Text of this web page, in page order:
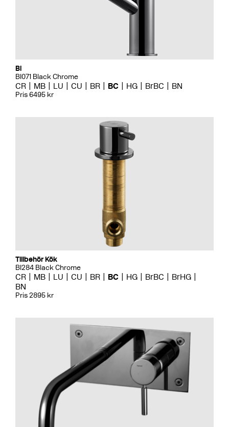
Bi
BI071 Black Chrome
CR MB LU CU BR BC HG BrBC BN
Pris 6495 kr
Tillbehör Kök
BI284 Black Chrome
CR MB LU CU BR BC HG BrBC
BrHG
BN
Pris 2895 kr